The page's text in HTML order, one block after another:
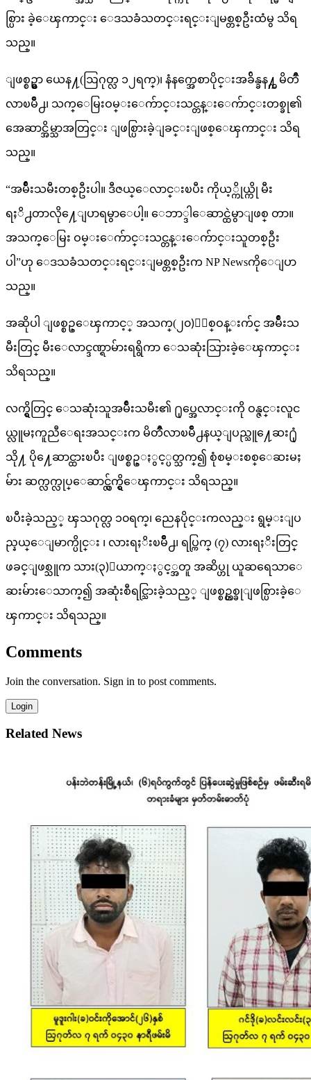
စ္ပြား ခဲ့ေၾကာင္း ေဒသခံသတင္းရင္းျမစ္တစ္ဦးထံမွ သိရ
သည္။
ျဖစ္စဥ္မွာ ယေန႔(ဩဂုတ္လ ၁၂ရက္)၊ နံနက္အေစာပိုင္းအခ်ိန္ခန႔္က မိတၳီ
လာၿမိဳ႕၊ သက္ေမြးဝမ္းေက်ာင္းသင္တန္းေက်ာင္းတစ္ခု၏
အေဆာင္အိမ္သာအတြင္း ျဖစ္ပြားခဲ့ျခင္းျဖစ္ေၾကာင္း သိရ
သည္။
“အမ်ိဳးသမီးတစ္ဦးပါ။ ဒီဇယ္ေလာင္းၿပီး ကိုယ့္ကိုယ္ကို မီး
ရႈိ႕တာလို႔ေျပာရမွာေပါ့။ ေဘာ္ဒါေဆာင္ထဲမွာျဖစ္ တာ။
အသက္ေမြး ဝမ္းေက်ာင္းသင္တန္းေက်ာင္းသူတစ္ဦး
ပါ”ဟု ေဒသခံသတင္းရင္းျမစ္တစ္ဦးက NP Newsကိုေျပာ
သည္။
အဆိုပါ ျဖစ္စဥ္ေၾကာင့္ အသက္(၂၀)ႏွစ္ဝန္းက်င္ အမ်ိဳးသ
မီးတြင္ မီးေလာင္ဒဏ္ရာမ်ားရရွိကာ ေသဆုံးသြားခဲ့ေၾကာင္း
သိရသည္။
လက္ရွိတြင္ ေသဆုံးသူအမ်ိဳးသမီး၏ ႐ုပ္အေလာင္းကို ဝန္ဇင္းလူင
ယ္လူမႈကူညီေရးအသင္းက မိတၳီလာၿမိဳ႕နယ္ျပည္သူ႔ေဆး႐ုံ
သို႔ ပို႔ေဆာင္ထားၿပီး ျဖစ္စဥ္ႏွင့္ပတ္သက္၍ စုံစမ္းစစ္ေဆးမႈ
မ်ား ဆက္လက္လုပ္ေဆာင္လွ်က္ရွိေၾကာင္း သိရသည္။
ၿပီးခဲ့သည့္ ၾသဂုတ္လ ၁၀ရက္၊ ညေနပိုင္းကလည္း ရွမ္းျပ
ည္နယ္ေျမာက္ပိုင္း ၊ လားရႈိးၿမိဳ႕၊ ရပ္ကြက္ (၇) လားရႈိးတြင္
ဖခင္ျဖစ္သူက သား(၃)ေယာက္ႏွင့္အတူ အဆိပ္ဟု ယူဆရေသာေ
ဆးမ်ားေသာက္၍ အဆုံးစီရင္သြားခဲ့သည့္ ျဖစ္စဥ္တစ္ခုျဖစ္ပြားခဲ့ေ
ၾကာင္း သိရသည္။
Comments
Join the conversation. Sign in to post comments.
Login
Related News